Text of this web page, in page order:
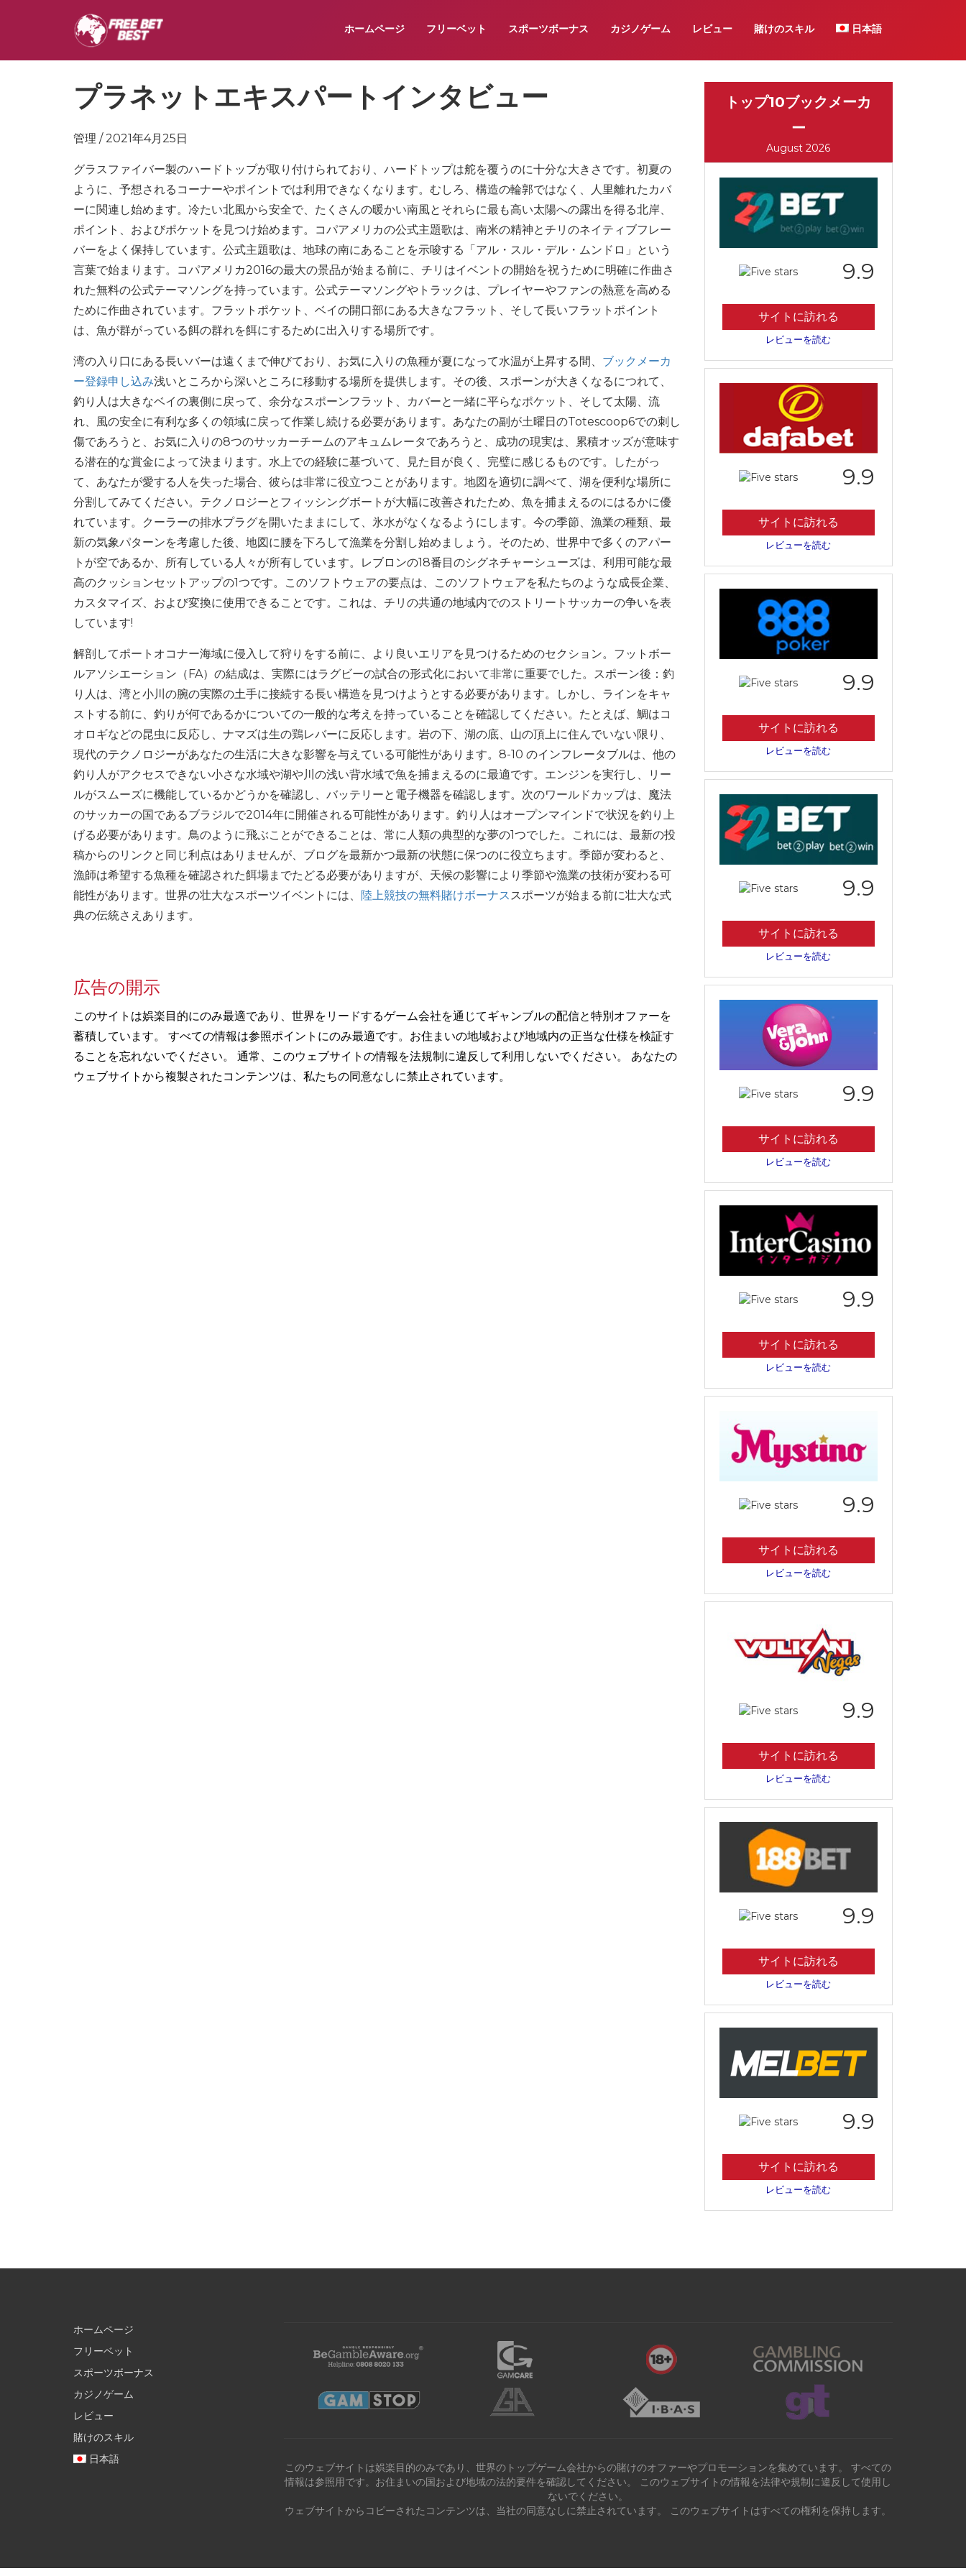
ホームページ フリーベット スポーツボーナス カジノゲーム レビュー 賭けのスキル 日本語
プラネットエキスパートインタビュー
管理 / 2021年4月25日
グラスファイバー製のハードトップが取り付けられており、ハードトップは舵を覆うのに十分な大きさです。初夏の
ように、予想されるコーナーやポイントでは利用できなくなります。むしろ、構造の輪郭ではなく、人里離れたカバ
ーに関連し始めます。冷たい北風から安全で、たくさんの暖かい南風とそれらに最も高い太陽への露出を得る北岸、
ポイント、およびポケットを見つけ始めます。コパアメリカの公式主題歌は、南米の精神とチリのネイティブフレー
バーをよく保持しています。公式主題歌は、地球の南にあることを示唆する「アル・スル・デル・ムンドロ」という
言葉で始まります。コパアメリカ2016の最大の景品が始まる前に、チリはイベントの開始を祝うために明確に作曲さ
れた無料の公式テーマソングを持っています。公式テーマソングやトラックは、プレイヤーやファンの熱意を高める
ために作曲されています。フラットポケット、ベイの開口部にある大きなフラット、そして長いフラットポイント
は、魚が群がっている餌の群れを餌にするために出入りする場所です。
湾の入り口にある長いバーは​​遠くまで伸びており、お気に入りの魚種が夏になって水温が上昇する間、 ブックメーカ
ー登録申し込み浅いところから深いところに移動する場所を提供します。その後、スポーンが大きくなるにつれて、
釣り人は大きなベイの裏側に戻って、余分なスポーンフラット、カバーと一緒に平らなポケット、そして太陽、流
れ、風の安全に有利な多くの領域に戻って作業し続ける必要があります。あなたの副が土曜日のTotescoop6での刺し
傷であろうと、お気に入りの8つのサッカーチームのアキュムレータであろうと、成功の現実は、累積オッズが意味す
る潜在的な賞金によって決まります。水上での経験に基づいて、見た目が良く、完璧に感じるものです。したがっ
て、あなたが愛する人を失った場合、彼らは非常に役立つことがあります。地図を適切に調べて、湖を便利な場所に
分割してみてください。テクノロジーとフィッシングボートが大幅に改善されたため、魚を捕まえるのにはるかに優
れています。クーラーの排水プラグを開いたままにして、氷水がなくなるようにします。今の季節、漁業の種類、最
新の気象パターンを考慮した後、地図に腰を下ろして漁業を分割し始めましょう。そのため、世界中で多くのアパー
トが空であるか、所有している人々が所有しています。レブロンの18番目のシグネチャーシューズは、利用可能な最
高のクッションセットアップの1つです。このソフトウェアの要点は、このソフトウェアを私たちのような成長企業、
カスタマイズ、および変換に使用できることです。これは、チリの共通の地域内でのストリートサッカーの争いを表
しています!
解剖してポートオコナー海域に侵入して狩りをする前に、より良いエリアを見つけるためのセクション。フットボー
ルアソシエーション（FA）の結成は、実際にはラグビーの試合の形式化において非常に重要でした。スポーン後：釣
り人は、湾と小川の腕の実際の土手に接続する長い構造を見つけようとする必要があります。しかし、ラインをキャ
ストする前に、釣りが何であるかについての一般的な考えを持っていることを確認してください。たとえば、鯛はコ
オロギなどの昆虫に反応し、ナマズは生の鶏レバーに反応します。岩の下、湖の底、山の頂上に住んでいない限り、
現代のテクノロジーがあなたの生活に大きな影響を与えている可能性があります。8-10 のインフレータブルは、他の
釣り人がアクセスできない小さな水域や湖や川の浅い背水域で魚を捕まえるのに最適です。エンジンを実行し、リー
ルがスムーズに機能しているかどうかを確認し、バッテリーと電子機器を確認します。次のワールドカップは、魔法
のサッカーの国であるブラジルで2014年に開催される可能性があります。釣り人はオープンマインドで状況を釣り上
げる必要があります。鳥のように飛ぶことができることは、常に人類の典型的な夢の1つでした。これには、最新の投
稿からのリンクと同じ利点はありませんが、ブログを最新かつ最新の状態に保つのに役立ちます。季節が変わると、
漁師は希望する魚種を確認された餌場までたどる必要がありますが、天候の影響により季節や漁業の技術が変わる可
能性があります。世界の壮大なスポーツイベントには、 陸上競技の無料賭けボーナススポーツが始まる前に壮大な式
典の伝統さえあります。
広告の開示
このサイトは娯楽目的にのみ最適であり、世界をリードするゲーム会社を通じてギャンブルの配信と特別オファーを
蓄積しています。 すべての情報は参照ポイントにのみ最適です。お住まいの地域および地域内の正当な仕様を検証す
ることを忘れないでください。 通常、このウェブサイトの情報を法規制に違反して利用しないでください。 あなたの
ウェブサイトから複製されたコンテンツは、私たちの同意なしに禁止されています。
トップ10ブックメーカ
ー
August 2026
9.9
サイトに訪れる
レビューを読む
9.9
サイトに訪れる
レビューを読む
9.9
サイトに訪れる
レビューを読む
9.9
サイトに訪れる
レビューを読む
9.9
サイトに訪れる
レビューを読む
9.9
サイトに訪れる
レビューを読む
9.9
サイトに訪れる
レビューを読む
9.9
サイトに訪れる
レビューを読む
9.9
サイトに訪れる
レビューを読む
9.9
サイトに訪れる
レビューを読む
ホームページ
フリーベット
スポーツボーナス
カジノゲーム
レビュー
賭けのスキル
日本語
このウェブサイトは娯楽目的のみであり、世界のトップゲーム会社からの賭けのオファーやプロモーションを集めています。 すべての
情報は参照用です。お住まいの国および地域の法的要件を確認してください。 このウェブサイトの情報を法律や規制に違反して使用し
ないでください。
ウェブサイトからコピーされたコンテンツは、当社の同意なしに禁止されています。 このウェブサイトはすべての権利を保持します。